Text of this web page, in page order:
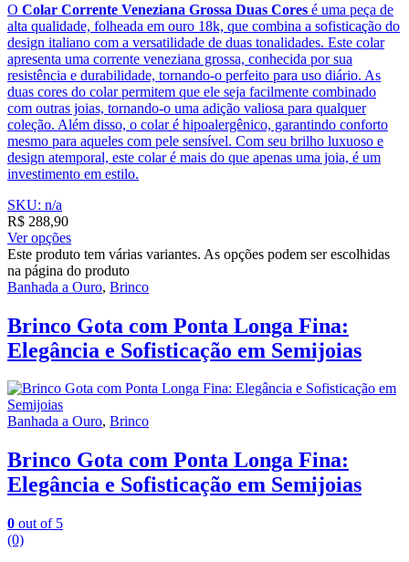
O Colar Corrente Veneziana Grossa Duas Cores é uma peça de
alta qualidade, folheada em ouro 18k, que combina a sofisticação do
design italiano com a versatilidade de duas tonalidades. Este colar
apresenta uma corrente veneziana grossa, conhecida por sua
resistência e durabilidade, tornando-o perfeito para uso diário. As
duas cores do colar permitem que ele seja facilmente combinado
com outras joias, tornando-o uma adição valiosa para qualquer
coleção. Além disso, o colar é hipoalergênico, garantindo conforto
mesmo para aqueles com pele sensível. Com seu brilho luxuoso e
design atemporal, este colar é mais do que apenas uma joia, é um
investimento em estilo.
SKU: n/a
R$ 288,90
Ver opções
Este produto tem várias variantes. As opções podem ser escolhidas
na página do produto
Banhada a Ouro, Brinco
Brinco Gota com Ponta Longa Fina:
Elegância e Sofisticação em Semijoias
Banhada a Ouro, Brinco
Brinco Gota com Ponta Longa Fina:
Elegância e Sofisticação em Semijoias
0 out of 5
(0)